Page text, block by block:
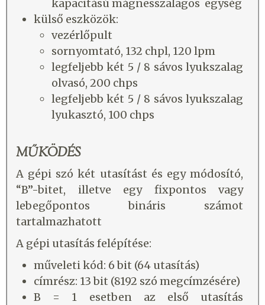
kapacitású mágnesszalagos egység
külső eszközök:
vezérlőpult
sornyomtató, 132 chpl, 120 lpm
legfeljebb két 5 / 8 sávos lyukszalag
olvasó, 200 chps
legfeljebb két 5 / 8 sávos lyukszalag
lyukasztó, 100 chps
MŰKÖDÉS
A gépi szó két utasítást és egy módosító,
“B”-bitet, illetve egy fixpontos vagy
lebegőpontos bináris számot
tartalmazhatott
A gépi utasítás felépítése:
műveleti kód: 6 bit (64 utasítás)
címrész: 13 bit (8192 szó megcímzésére)
B = 1 esetben az első utasítás